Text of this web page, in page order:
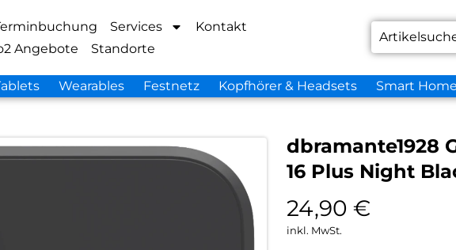
Services
Kontakt
Angebote Standorte
Wearables Festnetz Kopfhörer & Headsets Smart
dbramante1928
16 Plus Night
24,90 €
inkl. MwSt.